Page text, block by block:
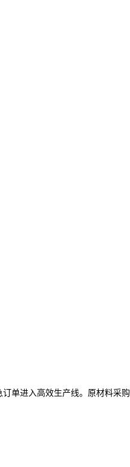
单进入高效生产线。原材料采购